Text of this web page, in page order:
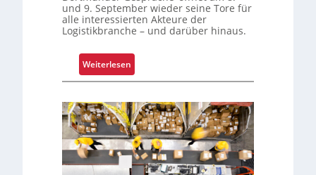
und 9. September wieder seine Tore für
alle interessierten Akteure der
Logistikbranche – und darüber hinaus.
Weiterlesen:
„
i
c
h
e
r